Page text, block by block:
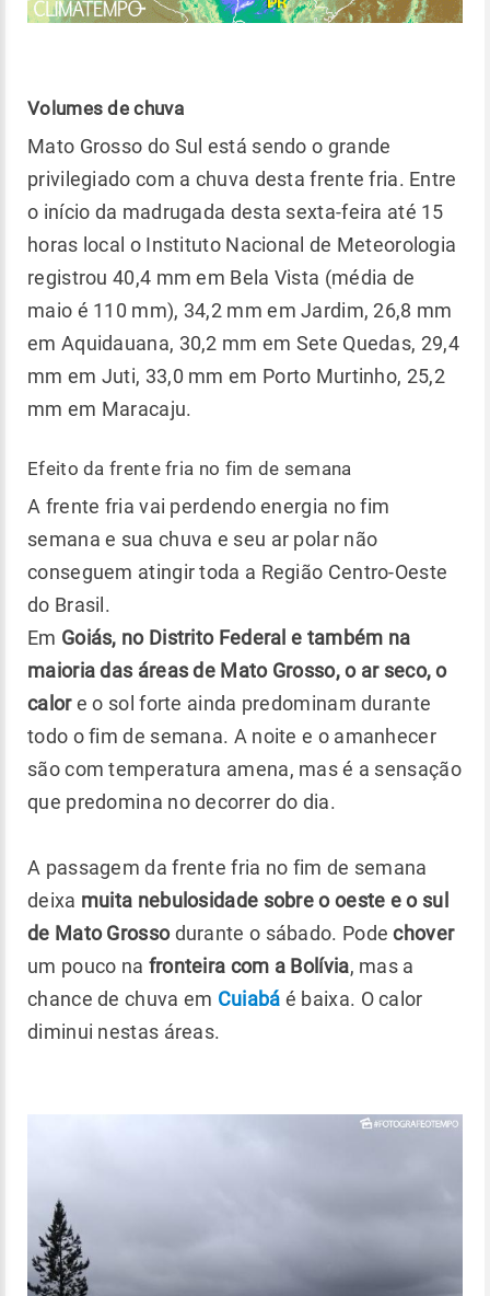
Volumes de chuva
Mato Grosso do Sul está sendo o grande
privilegiado com a chuva desta frente fria. Entre
o início da madrugada desta sexta-feira até 15
horas local o Instituto Nacional de Meteorologia
registrou 40,4 mm em Bela Vista (média de
maio é 110 mm), 34,2 mm em Jardim, 26,8 mm
em Aquidauana, 30,2 mm em Sete Quedas, 29,4
mm em Juti, 33,0 mm em Porto Murtinho, 25,2
mm em Maracaju.
Efeito da frente fria no fim de semana
A frente fria vai perdendo energia no fim
semana e sua chuva e seu ar polar não
conseguem atingir toda a Região Centro-Oeste
do Brasil.
Em Goiás, no Distrito Federal e também na
maioria das áreas de Mato Grosso, o ar seco, o
calore o sol forte ainda predominam durante
todo o fim de semana. A noite e o amanhecer
são com temperatura amena, mas é a sensação
que predomina no decorrer do dia.
A passagem da frente fria no fim de semana
deixa muita nebulosidade sobre o oeste e o sul
de Mato Grossodurante o sábado. Podechover
um pouco na fronteira com a Bolívia, mas a
chance de chuva em Cuiabá é baixa. O calor
diminui nestas áreas.